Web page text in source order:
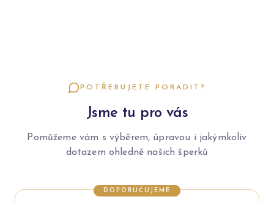
POTŘEBUJETE PORADIT?
Jsme tu pro vás
Pomůžeme vám s výběrem, úpravou i jakýmkoliv
dotazem ohledně našich šperků
DOPORUČUJEME